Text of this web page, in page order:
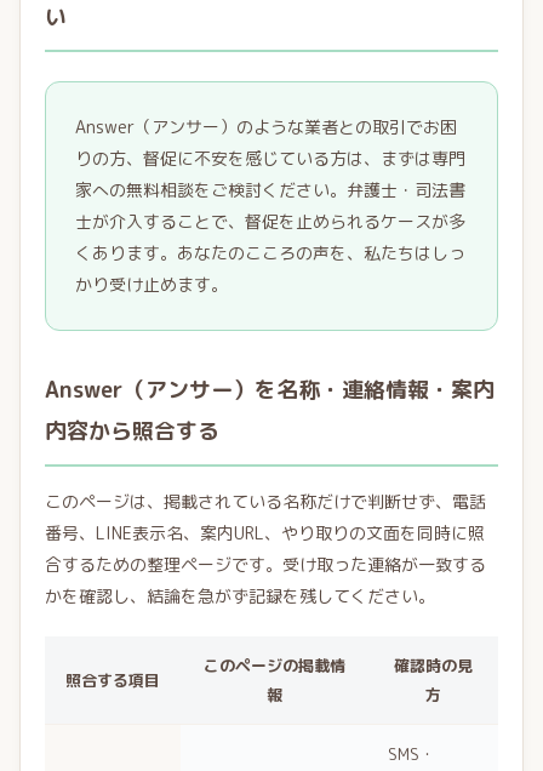
い
Answer（アンサー）のような業者との取引でお困
りの方、督促に不安を感じている方は、まずは専門
家への無料相談をご検討ください。弁護士・司法書
士が介入することで、督促を止められるケースが多
くあります。あなたのこころの声を、私たちはしっ
かり受け止めます。
Answer（アンサー）を名称・連絡情報・案内
内容から照合する
このページは、掲載されている名称だけで判断せず、電話
番号、LINE表示名、案内URL、やり取りの文面を同時に照
合するための整理ページです。受け取った連絡が一致する
かを確認し、結論を急がず記録を残してください。
照合する項目
このページの掲載情
報
確認時の見
方
SMS・